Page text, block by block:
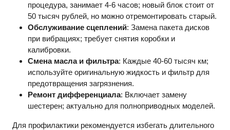
процедура, занимает 4-6 часов; новый блок стоит от
50 тысяч рублей, но можно отремонтировать старый.
Обслуживание сцеплений: Замена пакета дисков
при вибрациях; требует снятия коробки и
калибровки.
Смена масла и фильтра: Каждые 40-60 тысяч км;
используйте оригинальную жидкость и фильтр для
предотвращения загрязнения.
Ремонт дифференциала: Включает замену
шестерен; актуально для полноприводных моделей.
Для профилактики рекомендуется избегать длительного